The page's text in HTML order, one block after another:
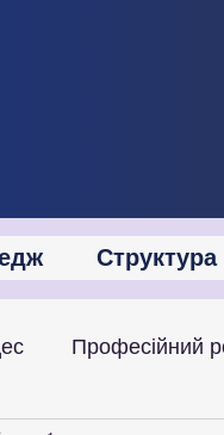
Структура
Професійний